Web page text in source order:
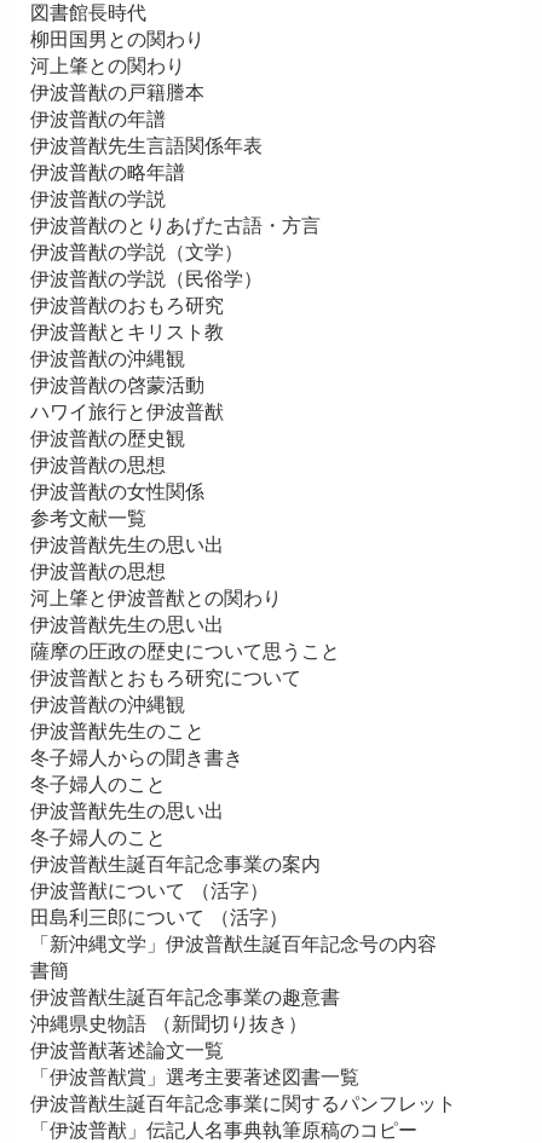
図書館長時代
柳田国男との関わり
河上肇との関わり
伊波普猷の戸籍謄本
伊波普猷の年譜
伊波普猷先生言語関係年表
伊波普猷の略年譜
伊波普猷の学説
伊波普猷のとりあげた古語・方言
伊波普猷の学説（文学）
伊波普猷の学説（民俗学）
伊波普猷のおもろ研究
伊波普猷とキリスト教
伊波普猷の沖縄観
伊波普猷の啓蒙活動
ハワイ旅行と伊波普猷
伊波普猷の歴史観
伊波普猷の思想
伊波普猷の女性関係
参考文献一覧
伊波普猷先生の思い出
伊波普猷の思想
河上肇と伊波普猷との関わり
伊波普猷先生の思い出
薩摩の圧政の歴史について思うこと
伊波普猷とおもろ研究について
伊波普猷の沖縄観
伊波普猷先生のこと
冬子婦人からの聞き書き
冬子婦人のこと
伊波普猷先生の思い出
冬子婦人のこと
伊波普猷生誕百年記念事業の案内
伊波普猷について （活字）
田島利三郎について （活字）
「新沖縄文学」伊波普猷生誕百年記念号の内容
書簡
伊波普猷生誕百年記念事業の趣意書
沖縄県史物語 （新聞切り抜き）
伊波普猷著述論文一覧
「伊波普猷賞」選考主要著述図書一覧
伊波普猷生誕百年記念事業に関するパンフレット
「伊波普猷」伝記人名事典執筆原稿のコピー